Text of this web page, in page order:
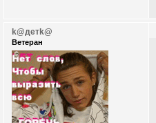
k@детk@
Ветеран